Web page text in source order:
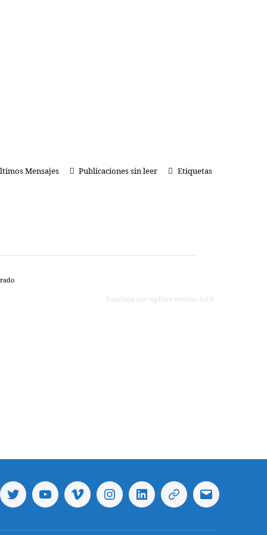
Mensajes Publicaciones sin leer Etiquetas
Funciona con wpForo version 3.0.9
TwitterYoutubeVimeoInstagramLinkedinTelegramCorreo